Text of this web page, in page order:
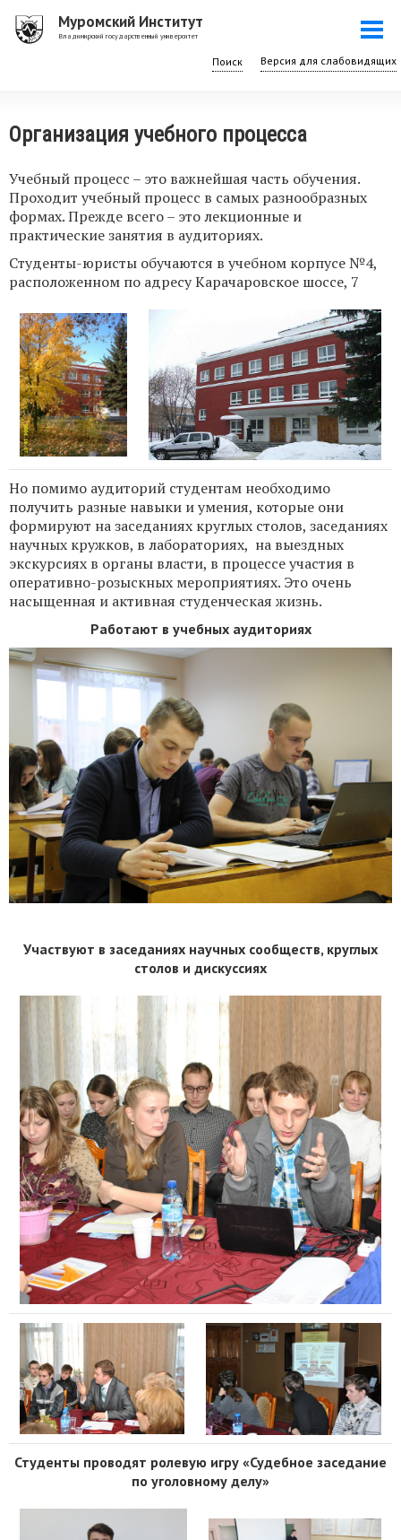
Перейти
Муромский Институт
Владимирский государственный университет
Поиск
Организация учебного процесса
Учебный процесс – это важнейшая часть обучения.
Проходит учебный процесс в самых разнообразных
формах. Прежде всего – это лекционные и
практические занятия в аудиториях.
Студенты-юристы обучаются в учебном корпусе №4,
расположенном по адресу Карачаровское шоссе, 7
Но помимо аудиторий студентам необходимо
получить разные навыки и умения, которые они
формируют на заседаниях круглых столов, заседаниях
научных кружков, в лабораториях, на выездных
экскурсиях в органы власти, в процессе участия в
оперативно-розыскных мероприятиях. Это очень
насыщенная и активная студенческая жизнь.
Работают в учебных аудиториях
Участвуют в заседаниях научных сообществ, круглых
столов и дискуссиях
Студенты проводят ролевую игру «Судебное заседание
по уголовному делу»